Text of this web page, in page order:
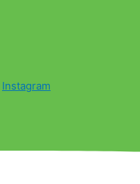
Instagram